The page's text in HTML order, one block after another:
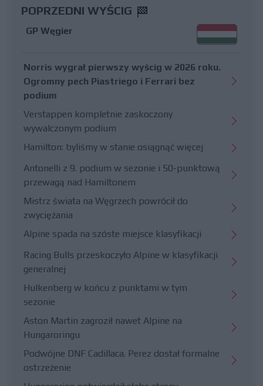
POPRZEDNI WYŚCIG
GP Węgier
Norris wygrał pierwszy wyścig w 2026 roku.
Ogromny pech Piastriego i Ferrari bez
podium
Verstappen kompletnie zaskoczony
wywalczonym podium
Hamilton: byliśmy w stanie osiągnąć więcej
Antonelli z 9. podium w sezonie i 50-punktową
przewagą nad Hamiltonem
Mistrz świata na Węgrzech powrócił do
zwyciężania
Alpine spada na szóste miejsce klasyfikacji
Racing Bulls przeskoczyło Alpine w klasyfikacji
generalnej
Hulkenberg w końcu z punktami w tym
sezonie
Aston Martin zagroził nawet Alpine na
Hungaroringu
Podwójne DNF Cadillaca. Perez dostał formalne
ostrzeżenie